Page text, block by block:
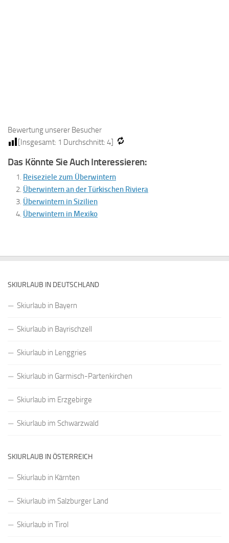
Bewertung unserer Besucher
[Insgesamt: 1 Durchschnitt: 4]
Das Könnte Sie Auch Interessieren:
Reiseziele zum Überwintern
Überwintern an der Türkischen Riviera
Überwintern in Sizilien
Überwintern in Mexiko
SKIURLAUB IN DEUTSCHLAND
Skiurlaub in Bayern
Skiurlaub in Bayrischzell
Skiurlaub in Lenggries
Skiurlaub in Garmisch-Partenkirchen
Skiurlaub im Erzgebirge
Skiurlaub im Schwarzwald
SKIURLAUB IN ÖSTERREICH
Skiurlaub in Kärnten
Skiurlaub im Salzburger Land
Skiurlaub in Tirol